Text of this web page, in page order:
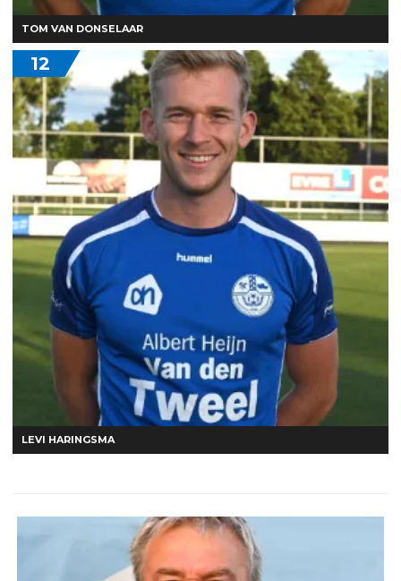
TOM VAN DONSELAAR
12
LEVI HARINGSMA